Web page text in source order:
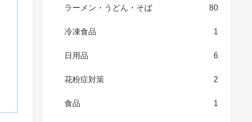
ラーメン・うどん・そば 80
冷凍食品 1
日用品 6
花粉症対策 2
食品 1